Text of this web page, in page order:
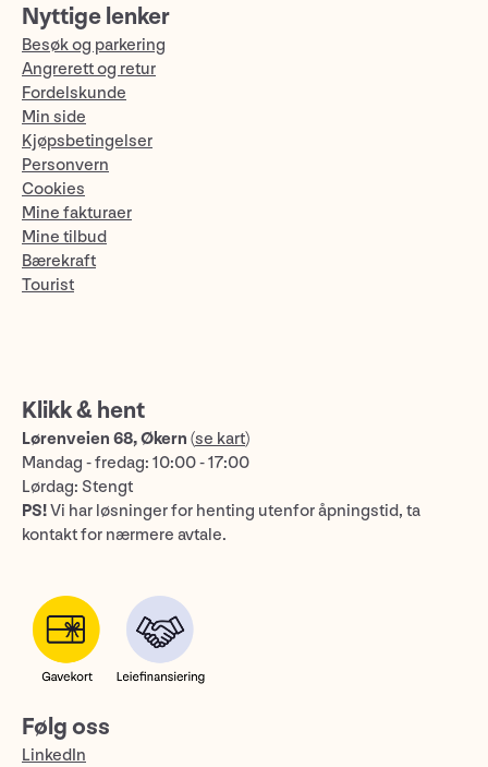
Nyttige lenker
Besøk og parkering
Angrerett og retur
Fordelskunde
Min side
Kjøpsbetingelser
Personvern
Cookies
Mine fakturaer
Mine tilbud
Bærekraft
Tourist
Klikk & hent
Lørenveien 68, Økern (se kart)
Mandag - fredag: 10:00 - 17:00
Lørdag: Stengt
PS!Vi har løsninger for henting utenfor åpningstid, ta
kontakt for nærmere avtale.
Følg oss
LinkedIn